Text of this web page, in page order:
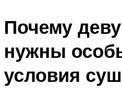
Почему
нужны
условия